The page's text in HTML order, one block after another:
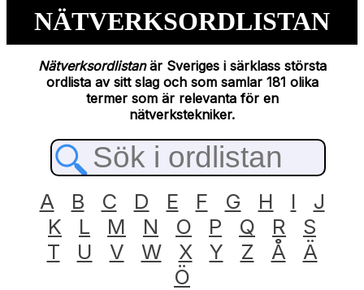
NÄTVERKSORDLISTAN
Nätverksordlistanär Sveriges i särklass största
ordlista av sitt slag och som samlar 181 olika
termer som är relevanta för en
nätverkstekniker.
A B C D E F G H I
J
K
L M N O P Q R
S
T
U V W X Y Z Å
Ä
Ö